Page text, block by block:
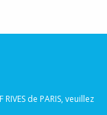
RIVES de PARIS, veuillez